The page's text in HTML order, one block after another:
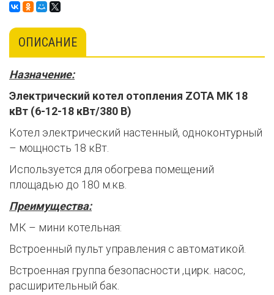
ОПИСАНИЕ
Назначение:
Электрический котел отопления ZOTA MK 18
кВт (6-12-18 кВт/380 В)
Котел электрический настенный, одноконтурный
– мощность 18 кВт.
Используется для обогрева помещений
площадью до 180 м.кв.
Преимущества:
МК – мини котельная:
Встроенный пульт управления с автоматикой.
Встроенная группа безопасности ,цирк. насос,
расширительный бак.